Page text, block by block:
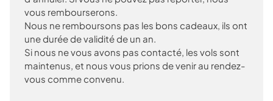
vous rembourserons.
Nous ne remboursons pas les bons cadeaux, ils ont
une durée de validité de un an.
Si nous ne vous avons pas contacté, les vols sont
maintenus, et nous vous prions de venir au rendez-
vous comme convenu.